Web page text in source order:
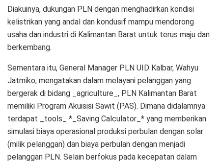
Diakuinya, dukungan PLN dengan menghadirkan kondisi
kelistrikan yang andal dan kondusif mampu mendorong
usaha dan industri di Kalimantan Barat untuk terus maju dan
berkembang.
Sementara itu, General Manager PLN UID Kalbar, Wahyu
Jatmiko, mengatakan dalam melayani pelanggan yang
bergerak di bidang _agriculture_, PLN Kalimantan Barat
memiliki Program Akuisisi Sawit (PAS). Dimana didalamnya
terdapat _tools_ *_Saving Calculator_* yang memberikan
simulasi biaya operasional produksi perbulan dengan solar
(milik pelanggan) dan biaya perbulan dengan menjadi
pelanggan PLN. Selain berfokus pada kecepatan dalam